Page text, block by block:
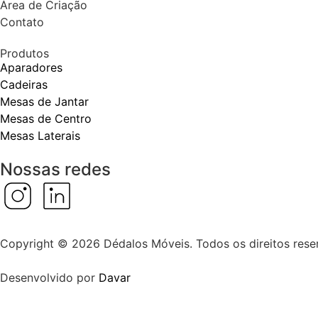
Área de Criação
Contato
Produtos
Aparadores
Cadeiras
Mesas de Jantar
Mesas de Centro
Mesas Laterais
Nossas redes
Copyright © 2026 Dédalos Móveis. Todos os direitos
Desenvolvido por Davar